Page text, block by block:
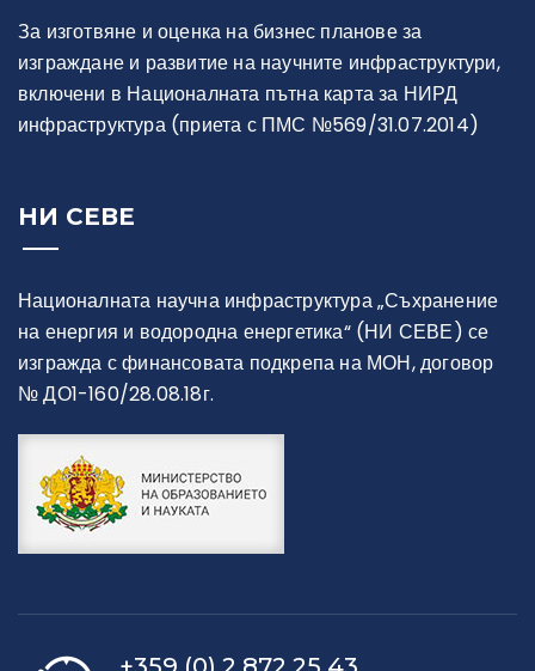
За изготвяне и оценка на бизнес планове за
изграждане и развитие на научните инфраструктури,
включени в Националната пътна карта за НИРД
инфраструктура (приета с ПМС №569/31.07.2014)
НИ СЕВЕ
Националната научна инфраструктура „Съхранение
на енергия и водородна енергетика“ (НИ СЕВЕ) се
изгражда с финансовата подкрепа на МОН, договор
№ ДО1-160/28.08.18г.